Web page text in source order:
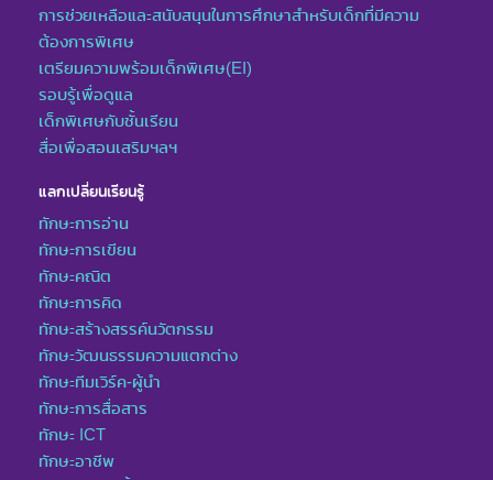
การช่วยเหลือและสนับสนุนในการศึกษาสำหรับเด็กที่มีความ
ต้องการพิเศษ
เตรียมความพร้อมเด็กพิเศษ(EI)
รอบรู้เพื่อดูแล
เด็กพิเศษกับชั้นเรียน
สื่อเพื่อสอนเสริมฯลฯ
แลกเปลี่ยนเรียนรู้
ทักษะการอ่าน
ทักษะการเขียน
ทักษะคณิต
ทักษะการคิด
ทักษะสร้างสรรค์นวัตกรรม
ทักษะวัฒนธรรมความแตกต่าง
ทักษะทีมเวิร์ค-ผู้นำ
ทักษะการสื่อสาร
ทักษะ ICT
ทักษะอาชีพ